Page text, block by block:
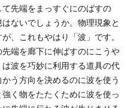
先端をまっすぐにのばすの
ないでしょうか。物理現象と
、これもやはり「波」です。
端を廊下に伸ばすのにこうや
波を巧妙に利用する道具の代
う方向を決めるのに波を使う
く物をたたくために波を使っ